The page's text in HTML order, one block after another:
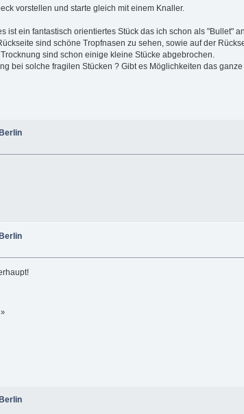
vorstellen und starte gleich mit einem Knaller.
ist ein fantastisch orientiertes Stück das ich schon als "Bullet"
sind schöne Tropfnasen zu sehen, sowie auf der
sind schon einige kleine Stücke abgebrochen.
bei solche fragilen Stücken ? Gibt es Möglichkeiten das